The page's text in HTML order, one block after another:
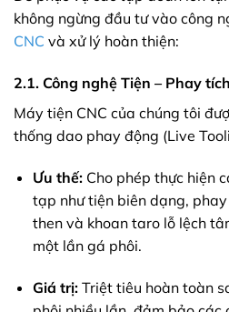
không ngừng đầu tư vào công
CNC và xử lý hoàn thiện:
2.1. Công nghệ Tiện – Phay
Máy tiện CNC của chúng tôi
thống dao phay động (Live
Ưu thế:Cho phép thực hiện
tạp như tiện biên dạng,
then và khoan taro lỗ lệch
một lần gá phôi.
Giá trị:Triệt tiêu hoàn toàn